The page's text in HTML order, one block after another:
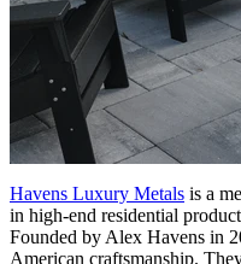
Havens Luxury Metals is a
in high-end residential
Founded by Alex Havens in
American craftsmanship.